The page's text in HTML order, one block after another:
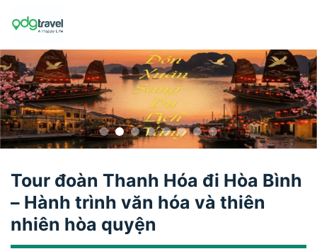
Tour đoàn Thanh Hóa đi Hòa Bình
– Hành trình văn hóa và thiên
nhiên hòa quyện